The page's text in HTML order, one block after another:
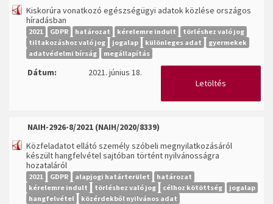
Kiskorúra vonatkozó egészségügyi adatok közlése országos
híradásban
2021 GDPR határozat kérelemre indult
törléshez való jog
tiltakozáshoz való jog
jogalap különleges adat
gyermekek
adatvédelmi bírság
megállapítás
Dátum:
2021. június 18.
Letöltés
NAIH-2926-8/2021 (NAIH/2020/8339)
Közfeladatot ellátó személy szóbeli megnyilatkozásáról
készült hangfelvétel sajtóban történt nyilvánosságra
hozataláról
2021 GDPR alapjogi határterület
határozat
kérelemre indult
törléshez való jog célhoz kötöttség
jogalap
hangfelvétel
közérdekből nyilvános adat